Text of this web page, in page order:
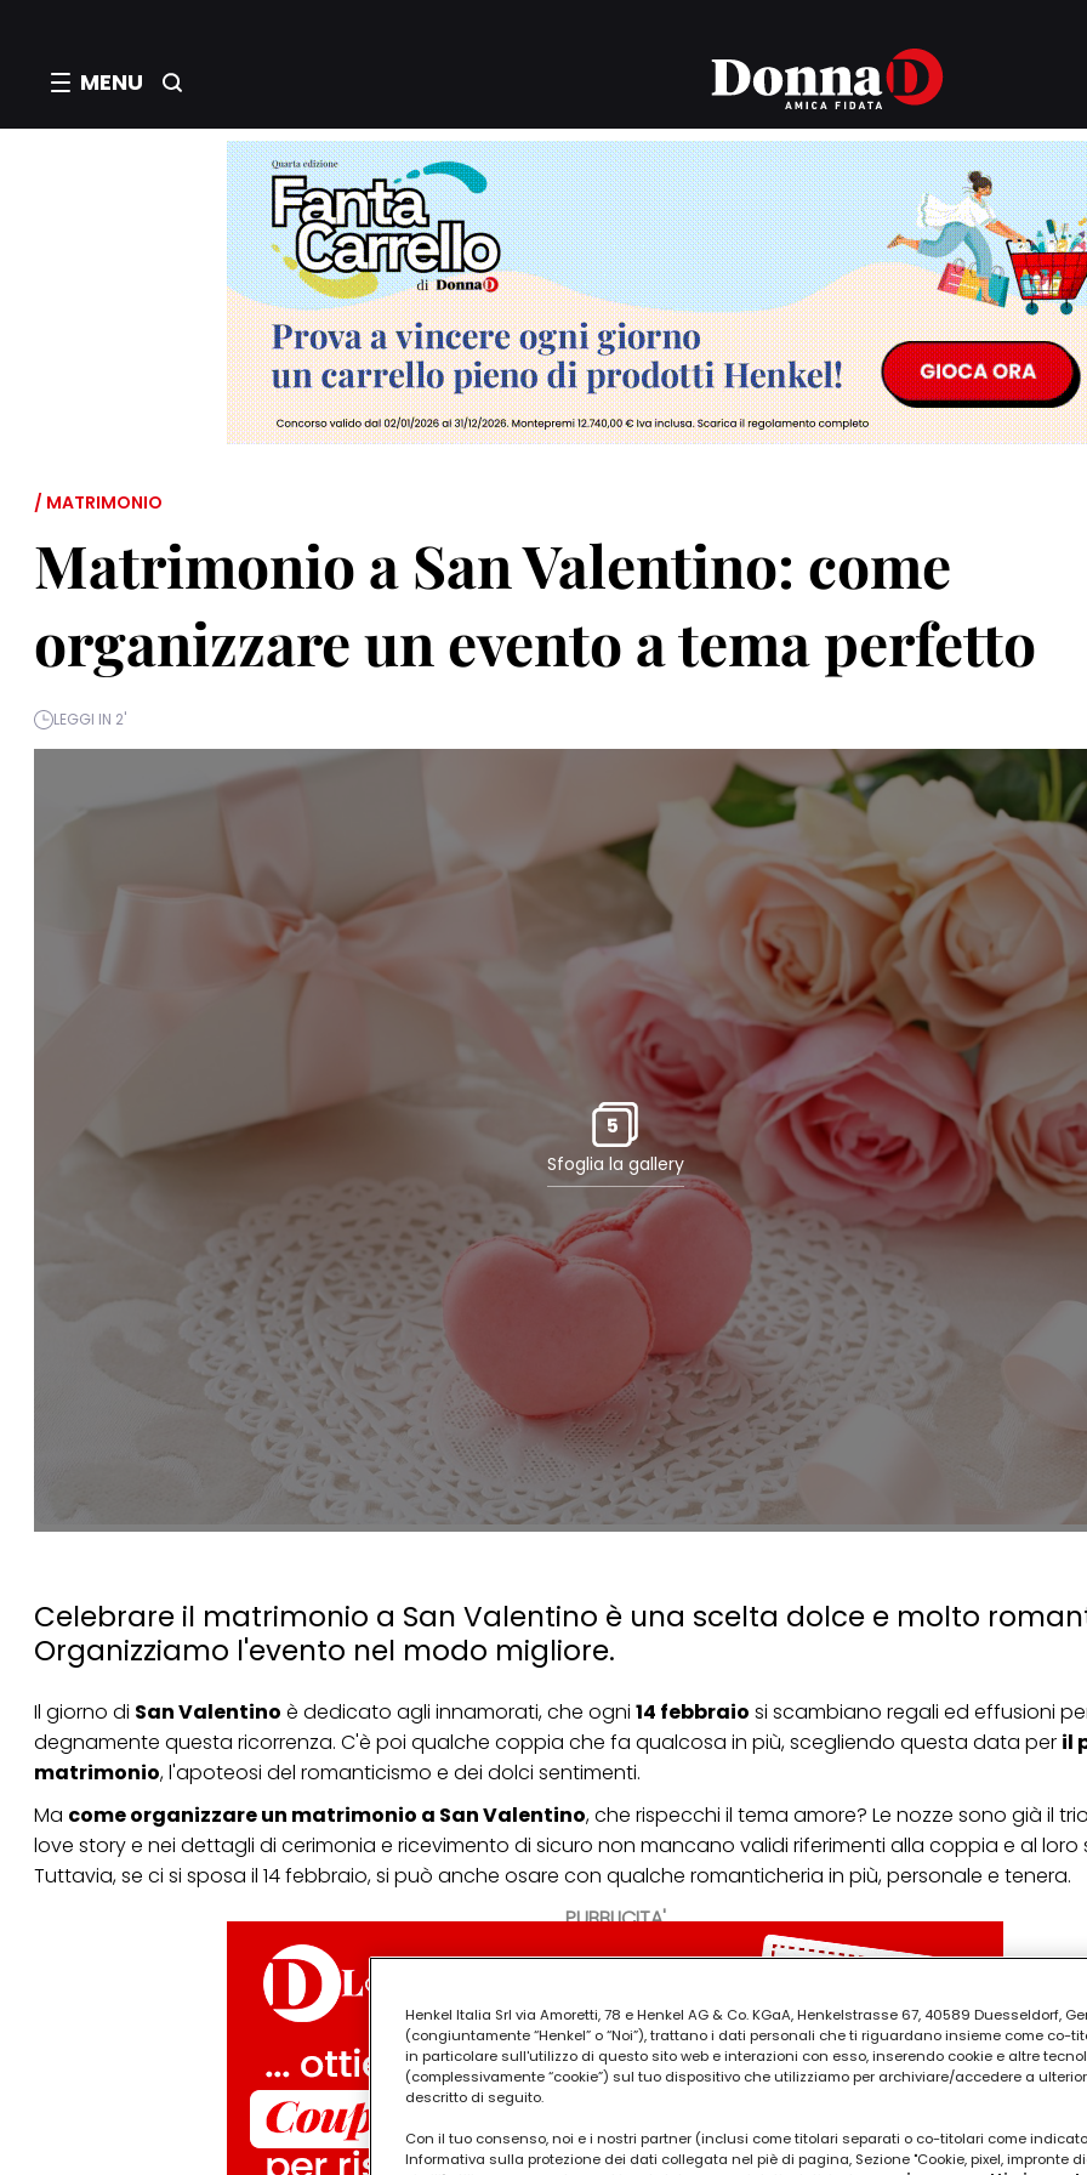
MENU
/ MATRIMONIO
Matrimonio a San Valentino: come
organizzare un evento a tema perfetto
LEGGI IN 2'
5
Sfoglia la gallery
Celebrare il matrimonio a San Valentino è una scelta dolce e molto
Organizziamo l'evento nel modo migliore.
PUBBLICITA'
Il giorno di San Valentino è dedicato agli innamorati, che ogni 14 febbraio si scambiano regali ed effusioni
degnamente questa ricorrenza. C'è poi qualche coppia che fa qualcosa in più, scegliendo questa data per il
matrimonio, l'apoteosi del romanticismo e dei dolci sentimenti.
Ma come organizzare un matrimonio a San Valentino, che rispecchi il tema amore? Le nozze sono già il
love story e nei dettagli di cerimonia e ricevimento di sicuro non mancano validi riferimenti alla coppia e al loro
Tuttavia, se ci si sposa il 14 febbraio, si può anche osare con qualche romanticheria in più, personale e tenera.
Henkel Italia Srl via Amoretti, 78 e Henkel AG & Co. KGaA, Henkelstrasse 67, 40589 Duesseldorf,
(congiuntamente “Henkel” o “Noi”), trattano i dati personali che ti riguardano insieme come co-
in particolare sull'utilizzo di questo sito web e interazioni con esso, inserendo cookie e altre
(complessivamente “cookie”) sul tuo dispositivo che utilizziamo per archiviare/accedere a
descritto di seguito.
Con il tuo consenso, noi e i nostri partner (inclusi come titolari separati o co-titolari come
Informativa sulla protezione dei dati collegata nel piè di pagina, Sezione "Cookie, pixel, impronte